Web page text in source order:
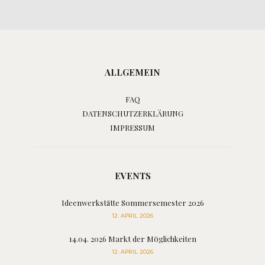
ALLGEMEIN
FAQ
DATENSCHUTZERKLÄRUNG
IMPRESSUM
EVENTS
Ideenwerkstätte Sommersemester 2026
12. APRIL 2026
14.04. 2026 Markt der Möglichkeiten
12. APRIL 2026